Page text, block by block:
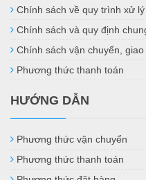
Chính sách về quy trình xử
Chính sách và quy định
Chính sách vận chuyển, giao
Phương thức thanh toán
HƯỚNG DẪN
Phương thức vận chuyển
Phương thức thanh toán